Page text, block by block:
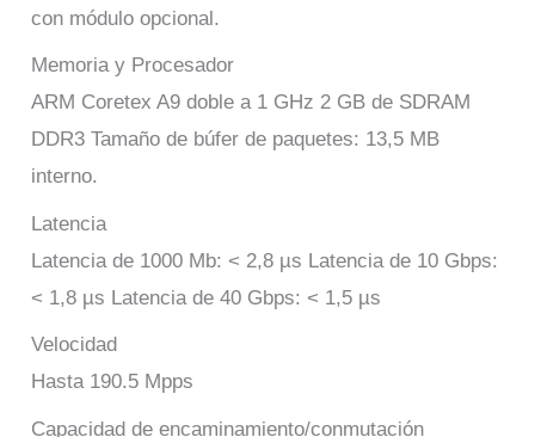
con módulo opcional.
Memoria y Procesador
ARM Coretex A9 doble a 1 GHz 2 GB de SDRAM
DDR3 Tamaño de búfer de paquetes: 13,5 MB
interno.
Latencia
Latencia de 1000 Mb: < 2,8 µs Latencia de 10 Gbps:
< 1,8 µs Latencia de 40 Gbps: < 1,5 µs
Velocidad
Hasta 190.5 Mpps
Capacidad de encaminamiento/conmutación